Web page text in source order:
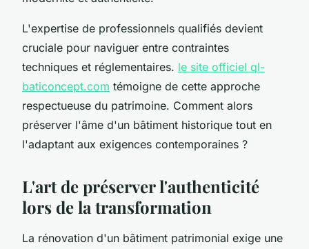
L'expertise de professionnels qualifiés devient
cruciale pour naviguer entre contraintes
techniques et réglementaires. le site officiel ql-
baticoncept.com témoigne de cette approche
respectueuse du patrimoine. Comment alors
préserver l'âme d'un bâtiment historique tout en
l'adaptant aux exigences contemporaines ?
L'art de préserver l'authenticité
lors de la transformation
La rénovation d'un bâtiment patrimonial exige une